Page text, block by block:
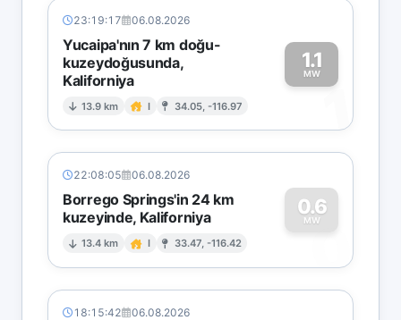
23:19:17 06.08.2026
Yucaipa'nın 7 km doğu-
kuzeydoğusunda,
Kaliforniya
13.9 km I 34.05, -116.97
1.1
MW
1
22:08:05 06.08.2026
Borrego Springs'in 24 km
kuzeyinde, Kaliforniya
13.4 km I 33.47, -116.42
0.6
MW
0
18:15:42 06.08.2026